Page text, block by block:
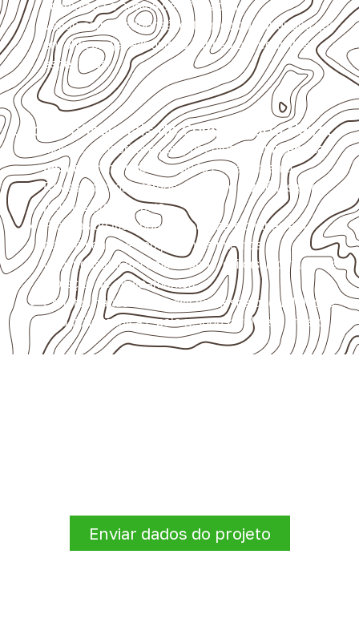
acumulada e apoios desnivelados.
Valide com o responsável técnico qualquer uso que
envolva carga, exposição intensa ou requisitos
específicos.
Usos profissionais do Compensado Naval
Móveis, divisórias e componentes de
marcenaria
técnica
, conforme exposição e acabamento.
Revestimentos internos, painéis e divisórias para
projetos profissionais.
Projetos de transporte que utilizam chapas em
revestimentos e componentes internos.
Uso industrial em embalagens, caixas, montagem e
proteção de equipamentos.
Projetos náuticos específicos, desde que validados
pela ficha técnica e pelo responsável pelo projeto.
Enviar dados do projeto